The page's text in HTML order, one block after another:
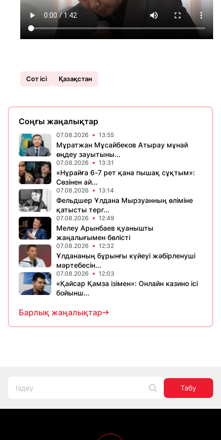
Сот ісі Қазақстан
Соңғы жаңалықтар
07.08.2026 13:55
Мұратжан Мұсайбеков Атырау мұнай
өңдеу зауытыны...
07.08.2026 13:31
«Нұрайға 6-7 рет қана пышақ сұқтым»:
Сөзінен ай...
07.08.2026 13:14
Фельдшер Ұлдана Мырзуанның өліміне
қатысты терг...
07.08.2026 12:49
Мелеу Арынбаев қуанышты
жаңалығымен бөлісті
07.08.2026 12:32
Ұлдананың бұрынғы күйеуі жәбірленуші
мәртебесін...
07.08.2026 12:03
«Қайсар Қамза ізімен»: Онлайн казино ісі
бойынш...
Барлық жаңалықтар
Табу